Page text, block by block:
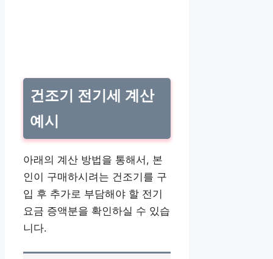
건조기 전기세 계산
예시
아래의 계산 방법을 통해서, 본
인이 구매하시려는 건조기를 구
입 후 추가로 부담해야 할 전기
요금 증액분을 확인하실 수 있습
니다.